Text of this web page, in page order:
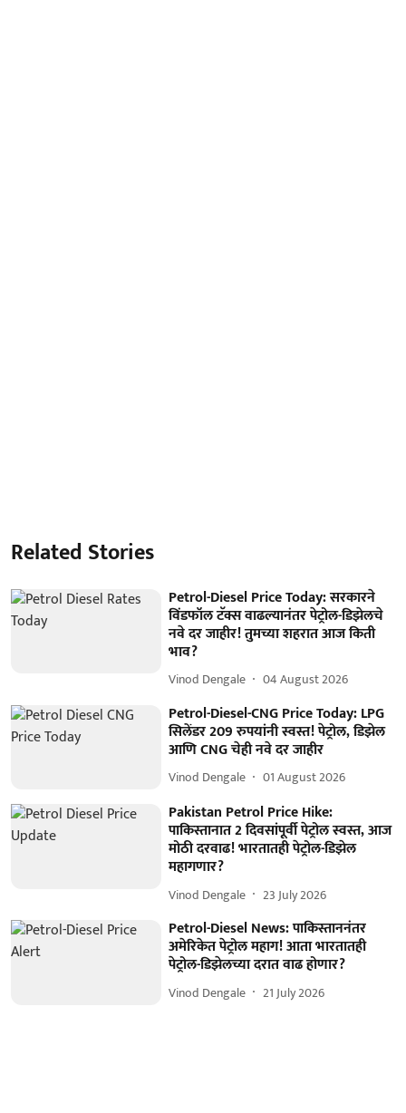
Related Stories
Petrol-Diesel Price Today: सरकारने
विंडफॉल टॅक्स वाढल्यानंतर पेट्रोल-डिझेलचे
नवे दर जाहीर! तुमच्या शहरात आज किती
भाव?
Vinod Dengale 04 August 2026
Petrol-Diesel-CNG Price Today: LPG
सिलेंडर 209 रुपयांनी स्वस्त! पेट्रोल, डिझेल
आणि CNG चेही नवे दर जाहीर
Vinod Dengale 01 August 2026
Pakistan Petrol Price Hike:
पाकिस्तानात 2 दिवसांपूर्वी पेट्रोल स्वस्त, आज
मोठी दरवाढ! भारतातही पेट्रोल-डिझेल
महागणार?
Vinod Dengale 23 July 2026
Petrol-Diesel News: पाकिस्ताननंतर
अमेरिकेत पेट्रोल महाग! आता भारतातही
पेट्रोल-डिझेलच्या दरात वाढ होणार?
Vinod Dengale 21 July 2026